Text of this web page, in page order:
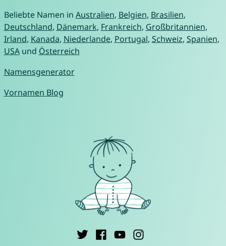
Beliebte Namen in Australien, Belgien, Brasilien,
Deutschland, Dänemark, Frankreich, Großbritannien,
Irland, Kanada, Niederlande, Portugal, Schweiz, Spanien,
USAund Österreich
Namensgenerator
Vornamen Blog